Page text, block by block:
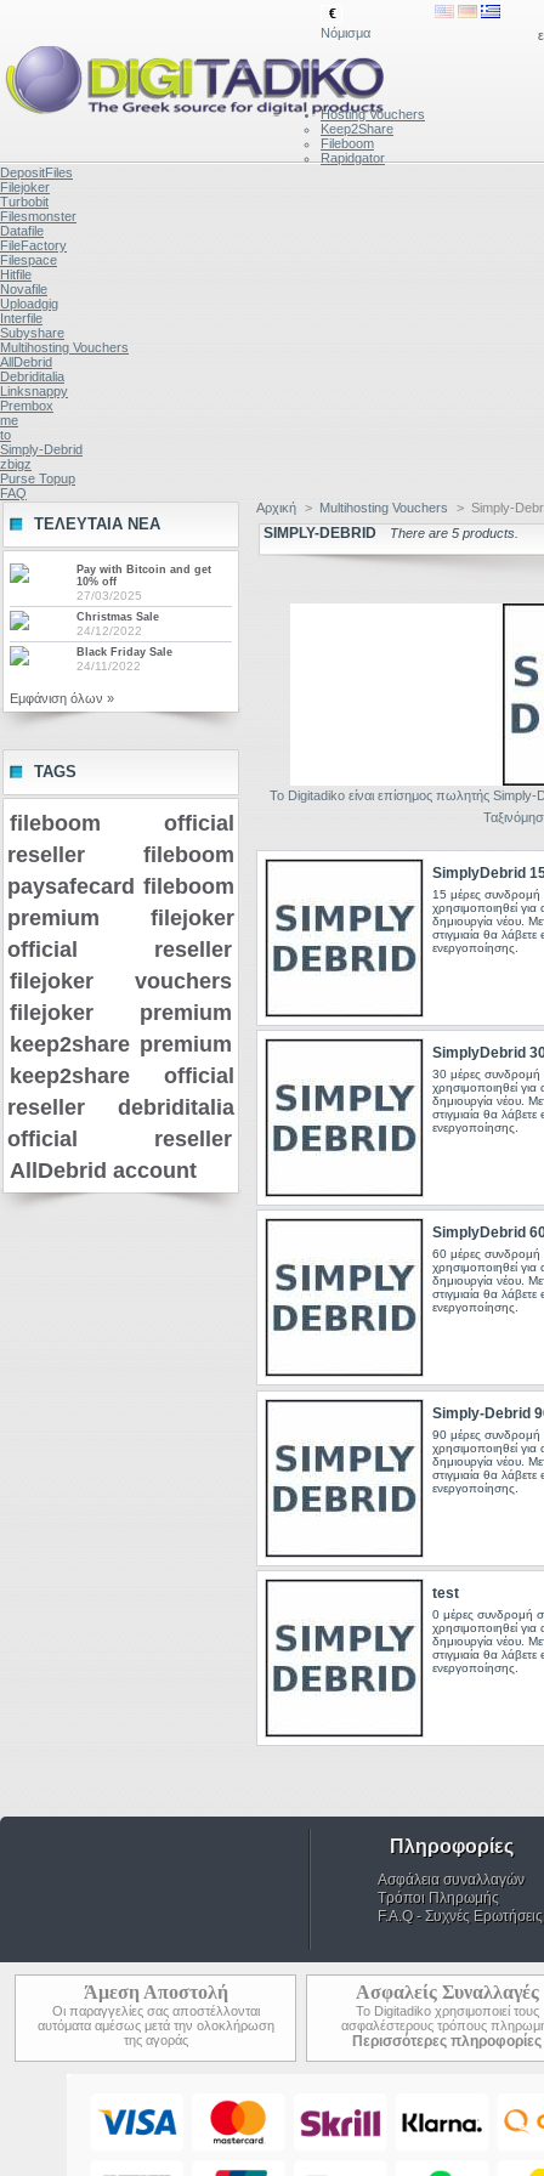
€
Νόμισμα
Hosting Vouchers
Keep2Share
Fileboom
Rapidgator
DepositFiles
Filejoker
Turbobit
Filesmonster
Datafile
FileFactory
Filespace
Hitfile
Novafile
Uploadgig
Interfile
Subyshare
Multihosting Vouchers
AllDebrid
Debriditalia
Linksnappy
Prembox
me
to
Simply-Debrid
zbigz
Purse Topup
FAQ
ΤΕΛΕΥΤΑΙΑ ΝΕΑ
Pay with Bitcoin and get
10% off
27/03/2025
Christmas Sale
24/12/2022
Black Friday Sale
24/11/2022
Εμφάνιση όλων »
TAGS
fileboom official
reseller
fileboom
paysafecard fileboom
premium
filejoker
official reseller
filejoker vouchers
filejoker premium
keep2share premium
keep2share official
reseller
debriditalia
official reseller
AllDebrid account
Αρχική > Multihosting Vouchers > Simply-
SIMPLY-DEBRID There are 5 products.
Το Digitadiko είναι επίσημος πωλητής
SimplyDebrid
15 μέρες
χρησιμοποιηθεί
δημιουργία νέου.
στιγμιαία θα
ενεργοποίησης.
SimplyDebrid
30 μέρες
χρησιμοποιηθεί
δημιουργία νέου.
στιγμιαία θα
ενεργοποίησης.
SimplyDebrid
60 μέρες
χρησιμοποιηθεί
δημιουργία νέου.
στιγμιαία θα
ενεργοποίησης.
Simply-Debrid
90 μέρες
χρησιμοποιηθεί
δημιουργία νέου.
στιγμιαία θα
ενεργοποίησης.
test
0 μέρες συνδρομή
χρησιμοποιηθεί
δημιουργία νέου.
στιγμιαία θα
ενεργοποίησης.
Πληροφορίες
Ασφάλεια συναλλαγών
Τρόποι Πληρωμής
F.A.Q - Συχνές Ερωτήσεις
Άμεση Αποστολή
Οι παραγγελίες σας αποστέλλονται
αυτόματα αμέσως μετά την ολοκλήρωση
της αγοράς
Ασφαλείς Συναλλαγές
Το Digitadiko χρησιμοποιεί τους
ασφαλέστερους τρόπους
Περισσότερες πληροφορίες